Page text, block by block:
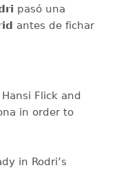
pasó una
antes de fichar
Flick and
in order to
in Rodri’s